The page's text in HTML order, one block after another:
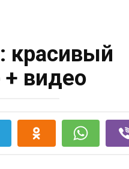
красивый
видео